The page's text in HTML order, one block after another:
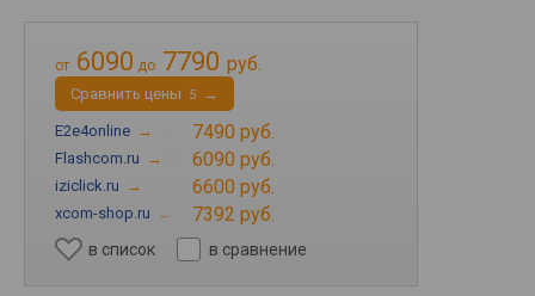
от 6090 до 7790 руб.
Cравнить цены 5 →
E2e4online → 7490 руб.
Flashcom.ru → 6090 руб.
iziclick.ru → 6600 руб.
xcom-shop.ru → 7392 руб.
в список в сравнение